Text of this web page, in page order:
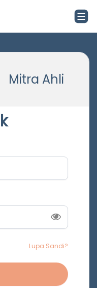
Mitra Ahli
Lupa Sandi?